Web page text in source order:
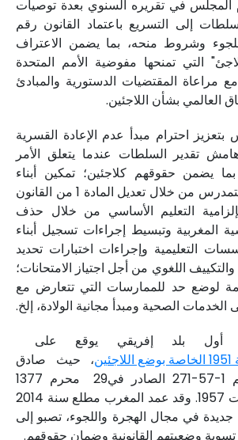
المجلس في تقريره السنوي بعدة توصيات
إلى التسريع باعتماد القانون رقم
باللجوء وشروط منحه، بما يضمن الاعتراف
التي تمنحها مفوضية الأمم المتحدة
مراعاة المقتضيات الدستورية والمبادئ
العالمي بشأن اللاجئين.
احترام مبدأ عدم الإعادة القسرية
تقدير السلطات عندما يتعلق الأمر
يضمن حقوقهم كلاجئين؛ تمكين أبناء
اللاجئين من حق التمدرس من خلال تعديل المادة 1 من القانون
بإلزامية التعليم الأساسي من خلال حذف
المغربية وتبسيط إجراءات تسجيل أبناء
التعليمية وإجراءات اختبارات تحديد
اللغوي من أجل اجتياز الامتحانات؛
لوضع حد للممارسات التي تتعارض مع
الخدمات الصحية ومبدأ مجانية الولادة، إلخ.
أول بلد إفريقي يوقع على
، حيث صادق
عليها بالظهير رقم 1-57-271 الصادر في29 محرم 1377
الموافق ل26 غشت 1957. وقد عمد المغرب مطلع سنة 2014
في مجال الهجرة واللجوء، تصبو إلى
وضعيتهم القانونية وضمان حقوقهم.